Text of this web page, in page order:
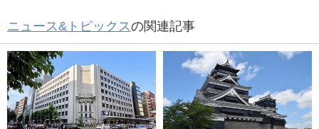
ニュース&トピックスの関連記事